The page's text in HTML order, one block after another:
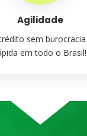
Agilidade
sem
em todo o Brasil!